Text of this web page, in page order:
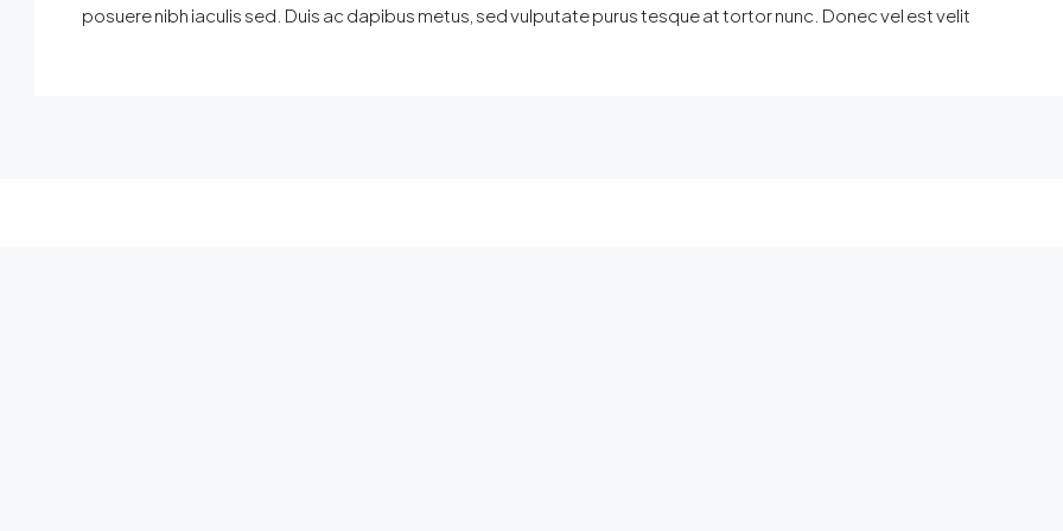
posuere nibh iaculis sed. Duis ac dapibus metus, sed vulputate purus tesque at tortor nunc. Donec vel est velit